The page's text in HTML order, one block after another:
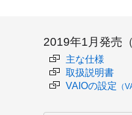
2019年1月発売
主な仕様
取扱説明書
VAIOの設定 （